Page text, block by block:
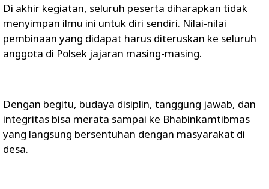
Di akhir kegiatan, seluruh peserta diharapkan tidak
menyimpan ilmu ini untuk diri sendiri. Nilai-nilai
pembinaan yang didapat harus diteruskan ke seluruh
anggota di Polsek jajaran masing-masing.
Dengan begitu, budaya disiplin, tanggung jawab, dan
integritas bisa merata sampai ke Bhabinkamtibmas
yang langsung bersentuhan dengan masyarakat di
desa.